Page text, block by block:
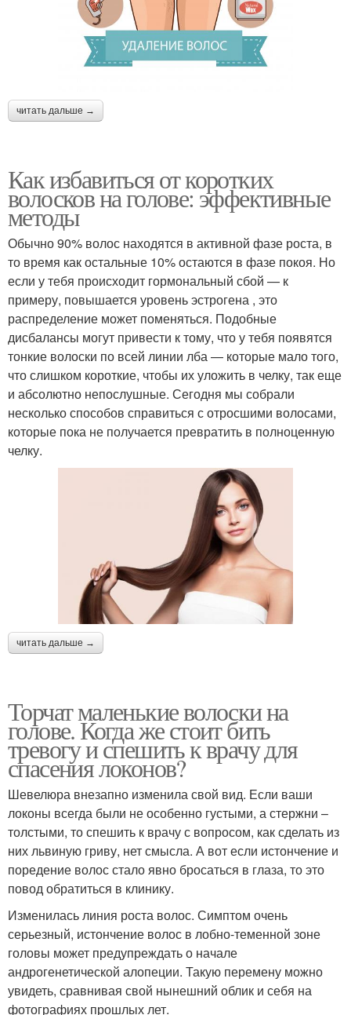
читать дальше →
Как избавиться от коротких
волосков на голове: эффективные
методы
Обычно 90% волос находятся в активной фазе роста, в
то время как остальные 10% остаются в фазе покоя. Но
если у тебя происходит гормональный сбой — к
примеру, повышается уровень эстрогена , это
распределение может поменяться. Подобные
дисбалансы могут привести к тому, что у тебя появятся
тонкие волоски по всей линии лба — которые мало того,
что слишком короткие, чтобы их уложить в челку, так еще
и абсолютно непослушные. Сегодня мы собрали
несколько способов справиться с отросшими волосами,
которые пока не получается превратить в полноценную
челку.
читать дальше →
Торчат маленькие волоски на
голове. Когда же стоит бить
тревогу и спешить к врачу для
спасения локонов?
Шевелюра внезапно изменила свой вид. Если ваши
локоны всегда были не особенно густыми, а стержни –
толстыми, то спешить к врачу с вопросом, как сделать из
них львиную гриву, нет смысла. А вот если истончение и
поредение волос стало явно бросаться в глаза, то это
повод обратиться в клинику.
Изменилась линия роста волос. Симптом очень
серьезный, истончение волос в лобно-теменной зоне
головы может предупреждать о начале
андрогенетической алопеции. Такую перемену можно
увидеть, сравнивая свой нынешний облик и себя на
фотографиях прошлых лет.